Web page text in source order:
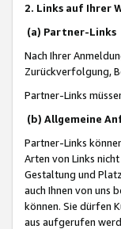
2. Links auf Ihrer
(a) Partner-Links
Nach Ihrer
Zurückverfolgung,
Partner-Links
(b) Allgemeine
Partner-Links
Arten von Links
Gestaltung und
auch Ihnen von uns
können. Sie dürfen
aus aufgerufen